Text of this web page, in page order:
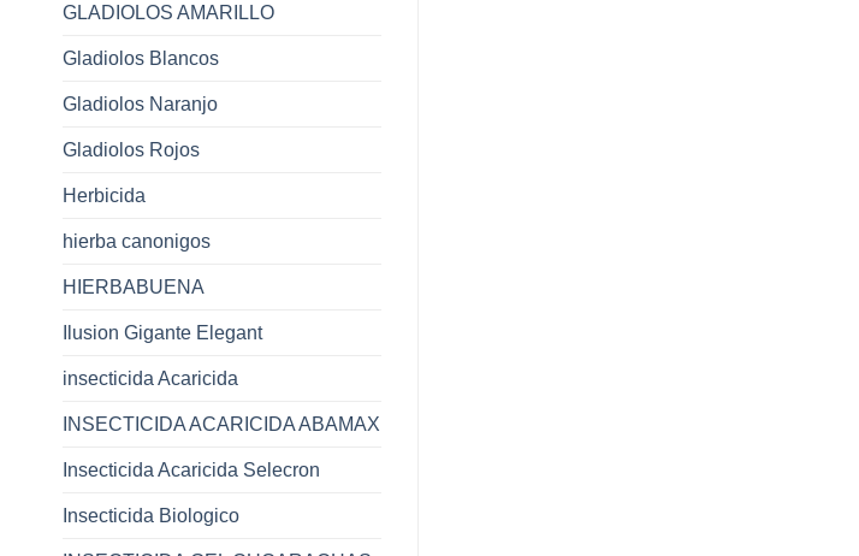
GLADIOLOS AMARILLO
Gladiolos Blancos
Gladiolos Naranjo
Gladiolos Rojos
Herbicida
hierba canonigos
HIERBABUENA
Ilusion Gigante Elegant
insecticida Acaricida
INSECTICIDA ACARICIDA ABAMAX
Insecticida Acaricida Selecron
Insecticida Biologico